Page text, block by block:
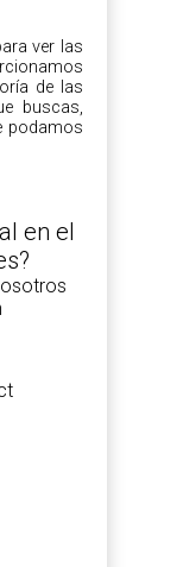
ver las
de las
buscas,
podamos
en el